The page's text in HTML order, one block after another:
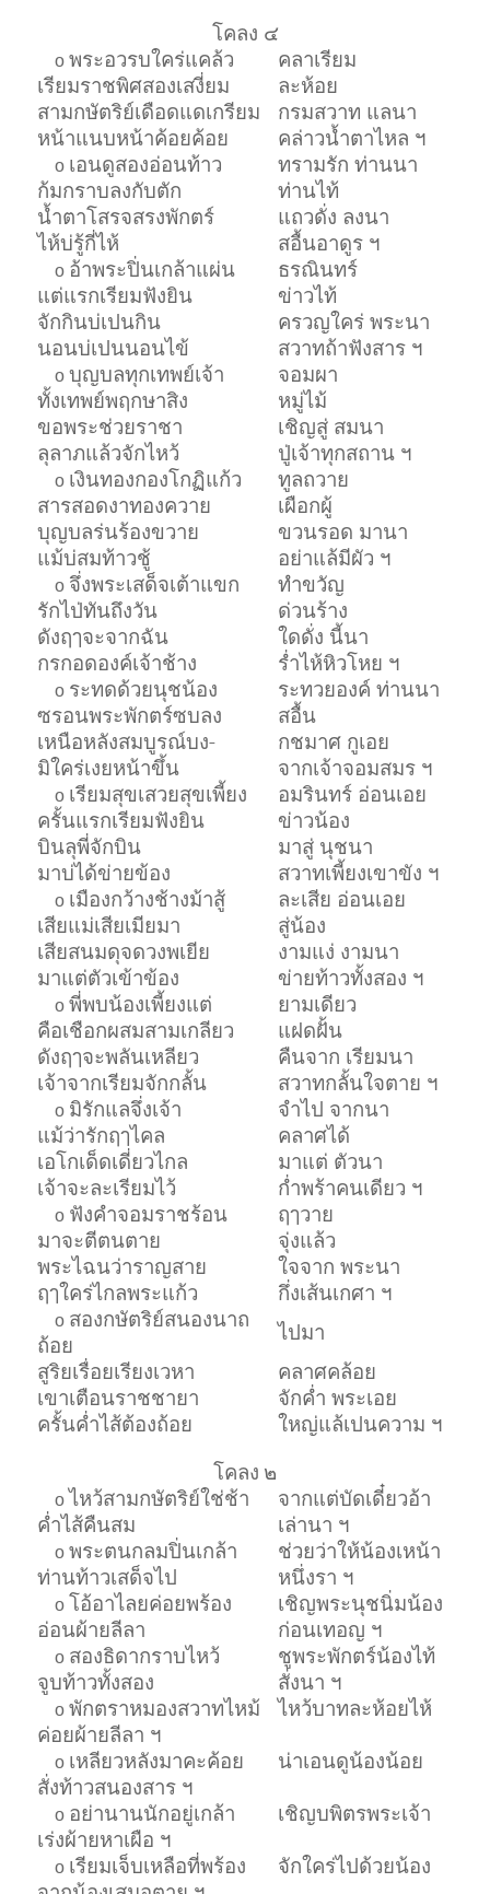
โคลง ๔
o พระอวรบใคร่แคล้ว
คลาเรียม
เรียมราชพิศสองเสงี่ยม
ละห้อย
สามกษัตริย์เดือดแดเกรียม
กรมสวาท แลนา
หน้าแนบหน้าค้อยค้อย
คล่าวน้ำตาไหล ฯ
o เอนดูสองอ่อนท้าว
ทรามรัก ท่านนา
ก้มกราบลงกับตัก
ท่านไท้
น้ำตาโสรจสรงพักตร์
แถวดั่ง ลงนา
ไห้บ่รู้กี่ไห้
สอื้นอาดูร ฯ
o อ้าพระปิ่นเกล้าแผ่น
ธรณินทร์
แต่แรกเรียมฟังยิน
ข่าวไท้
จักกินบ่เปนกิน
ครวญใคร่ พระนา
นอนบ่เปนนอนไข้
สวาทถ้าฟังสาร ฯ
o บุญบลทุกเทพย์เจ้า
จอมผา
ทั้งเทพย์พฤกษาสิง
หมู่ไม้
ขอพระช่วยราชา
เชิญสู่ สมนา
ลุลาภแล้วจักไหว้
ปู่เจ้าทุกสถาน ฯ
o เงินทองกองโกฏิแก้ว
ทูลถวาย
สารสอดงาทองควาย
เผือกผู้
บุญบลร่นร้องขวาย
ขวนรอด มานา
แม้บ่สมท้าวชู้
อย่าแล้มีผัว ฯ
o จึ่งพระเสด็จเต้าแขก
ทำขวัญ
รักไป่ทันถึงวัน
ด่วนร้าง
ดังฤๅจะจากฉัน
ใดดั่ง นี้นา
กรกอดองค์เจ้าช้าง
ร่ำไห้หิวโหย ฯ
o ระทดด้วยนุชน้อง
ระทวยองค์ ท่านนา
ซรอนพระพักตร์ซบลง
สอื้น
เหนือหลังสมบูรณ์บง-
กชมาศ กูเอย
มิใคร่เงยหน้าขึ้น
จากเจ้าจอมสมร ฯ
o เรียมสุขเสวยสุขเพี้ยง
อมรินทร์ อ่อนเอย
ครั้นแรกเรียมฟังยิน
ข่าวน้อง
บินลุพี่จักบิน
มาสู่ นุชนา
มาบ่ได้ข่ายข้อง
สวาทเพี้ยงเขาขัง ฯ
o เมืองกว้างช้างม้าสู้
ละเสีย อ่อนเอย
เสียแม่เสียเมียมา
สู่น้อง
เสียสนมดุจดวงพเยีย
งามแง่ งามนา
มาแต่ตัวเข้าข้อง
ข่ายท้าวทั้งสอง ฯ
o พี่พบน้องเพี้ยงแต่
ยามเดียว
คือเชือกผสมสามเกลียว
แฝดฝั้น
ดังฤๅจะพลันเหลียว
คืนจาก เรียมนา
เจ้าจากเรียมจักกลั้น
สวาทกลั้นใจตาย ฯ
o มิรักแลจึ่งเจ้า
จำไป จากนา
แม้ว่ารักฤๅไคล
คลาศได้
เอโกเด็ดเดี่ยวไกล
มาแต่ ตัวนา
เจ้าจะละเรียมไว้
ก่ำพร้าคนเดียว ฯ
o ฟังคำจอมราชร้อน
ฤๅวาย
มาจะตีตนตาย
จุ่งแล้ว
พระไฉนว่าราญสาย
ใจจาก พระนา
ฤๅใคร่ไกลพระแก้ว
กึ่งเส้นเกศา ฯ
o สองกษัตริย์สนองนาถ
ถ้อย
ไปมา
สูริยเรื่อยเรียงเวหา
คลาศคล้อย
เขาเตือนราชชายา
จักค่ำ พระเอย
ครั้นค่ำไส้ต้องถ้อย
ใหญ่แล้เปนความ ฯ
โคลง ๒
o ไหว้สามกษัตริย์ใช่ช้า
จากแต่บัดเดี๋ยวอ้า
ค่ำไส้คืนสม
เล่านา ฯ
o พระตนกลมปิ่นเกล้า
ช่วยว่าให้น้องเหน้า
ท่านท้าวเสด็จไป
หนึ่งรา ฯ
o โอ้อาไลยค่อยพร้อง
เชิญพระนุชนิ่มน้อง
อ่อนผ้ายลีลา
ก่อนเทอญ ฯ
o สองธิดากราบไหว้
ชูพระพักตร์น้องไท้
จูบท้าวทั้งสอง
สั่งนา ฯ
o พักตราหมองสวาทไหม้
ไหว้บาทละห้อยไห้
ค่อยผ้ายลีลา ฯ
o เหลียวหลังมาคะค้อย
น่าเอนดูน้องน้อย
สั่งท้าวสนองสาร ฯ
o อย่านานนักอยู่เกล้า
เชิญบพิตรพระเจ้า
เร่งผ้ายหาเผือ ฯ
o เรียมเจ็บเหลือที่พร้อง
จักใคร่ไปด้วยน้อง